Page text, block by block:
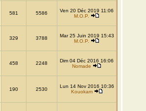
581 5586
Ven 20 Déc 2019 11:06
M.O.P.
329 3788
Mar 25 Juin 2019 15:43
M.O.P.
458 2248
Dim 04 Déc 2016 16:06
Nomade
190 2530
Lun 14 Nov 2016 10:36
Kouokam